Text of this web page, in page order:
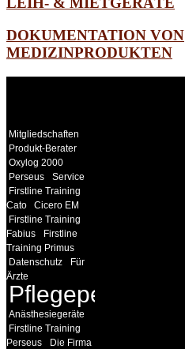
DOKUMENTATION VON
MEDIZINPRODUKTEN
Mitgliedschaften
Produkt-Berater
Oxylog 2000
Perseus
Service
Firstline Training
Cato
Cicero EM
Firstline Training
Fabius
Firstline
Training Primus
Datenschutz
Für
Ärzte
Pflegepersonal
Anästhesiegeräte
Firstline Training
Perseus
Die Firma